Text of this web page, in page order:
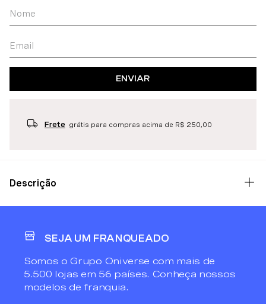
ENVIAR
Frete grátis para compras acima de R$ 250,00
Descrição
SEJA UM FRANQUEADO
Somos o Grupo Oniverse com mais de
5.500 lojas em 56 países. Conheça nossos
modelos de franquia.